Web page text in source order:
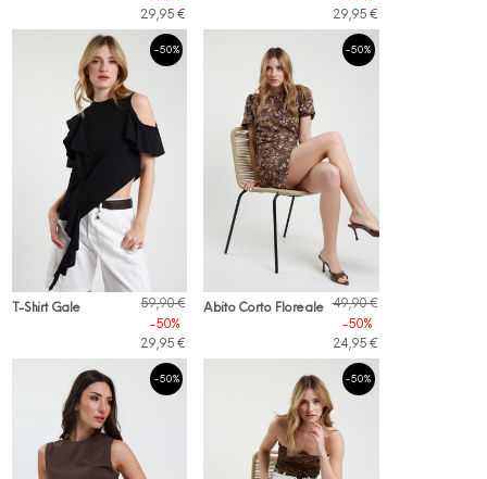
29,95 €
29,95 €
-50%
T-Shirt Gale
59,90 €
-50%
29,95 €
-50%
Abito Corto Floreale 49,90 €
-50%
24,95 €
-50% -50%